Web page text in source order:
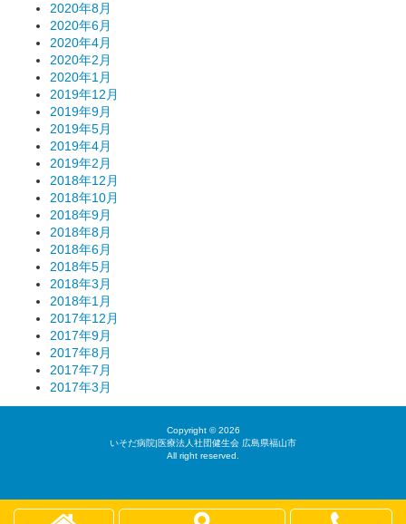
2020年8月
2020年6月
2020年4月
2020年2月
2020年1月
2019年12月
2019年9月
2019年5月
2019年4月
2019年2月
2018年12月
2018年10月
2018年9月
2018年8月
2018年6月
2018年5月
2018年3月
2018年1月
2017年12月
2017年9月
2017年8月
2017年7月
2017年3月
Copyright © 2026
いそだ病院|医療法人社団健生会 広島県福山市
All right reserved.